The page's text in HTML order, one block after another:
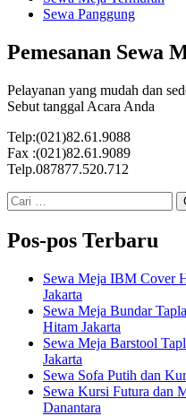
Sewa Panggung
Pemesanan Sewa
Pelayanan yang mudah dan
Sebut tanggal Acara Anda
Telp:(021)82.61.9088
Fax :(021)82.61.9089
Telp.087877.520.712
Cari
untuk:
Pos-pos Terbaru
Sewa Meja IBM Cover
Jakarta
Sewa Meja Bundar
Hitam Jakarta
Sewa Meja Barstool
Jakarta
Sewa Sofa Putih dan
Sewa Kursi Futura dan
Danantara